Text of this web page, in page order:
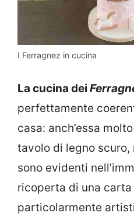
I Ferragnez in cucina
La cucina dei
perfettamente
casa: anch’essa
tavolo di legno
sono evidenti
ricoperta di una
particolarmente